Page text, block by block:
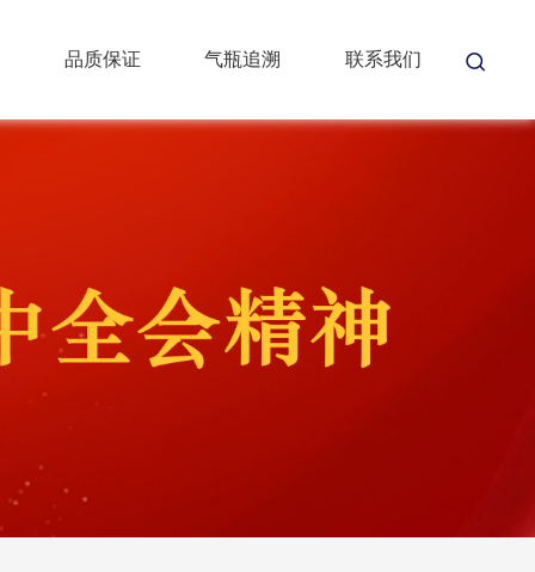
品质保证 气瓶追溯 联系我们